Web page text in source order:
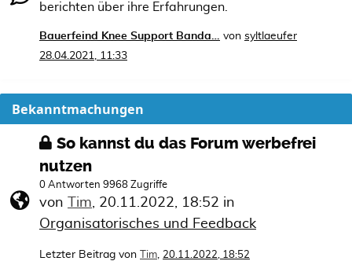
berichten über ihre Erfahrungen.
Bauerfeind Knee Support Banda… von syltlaeufer
28.04.2021, 11:33
Bekanntmachungen
So kannst du das Forum werbefrei
nutzen
0 Antworten 9968 Zugriffe
von Tim, 20.11.2022, 18:52 in
Organisatorisches und Feedback
Letzter Beitrag von Tim, 20.11.2022, 18:52